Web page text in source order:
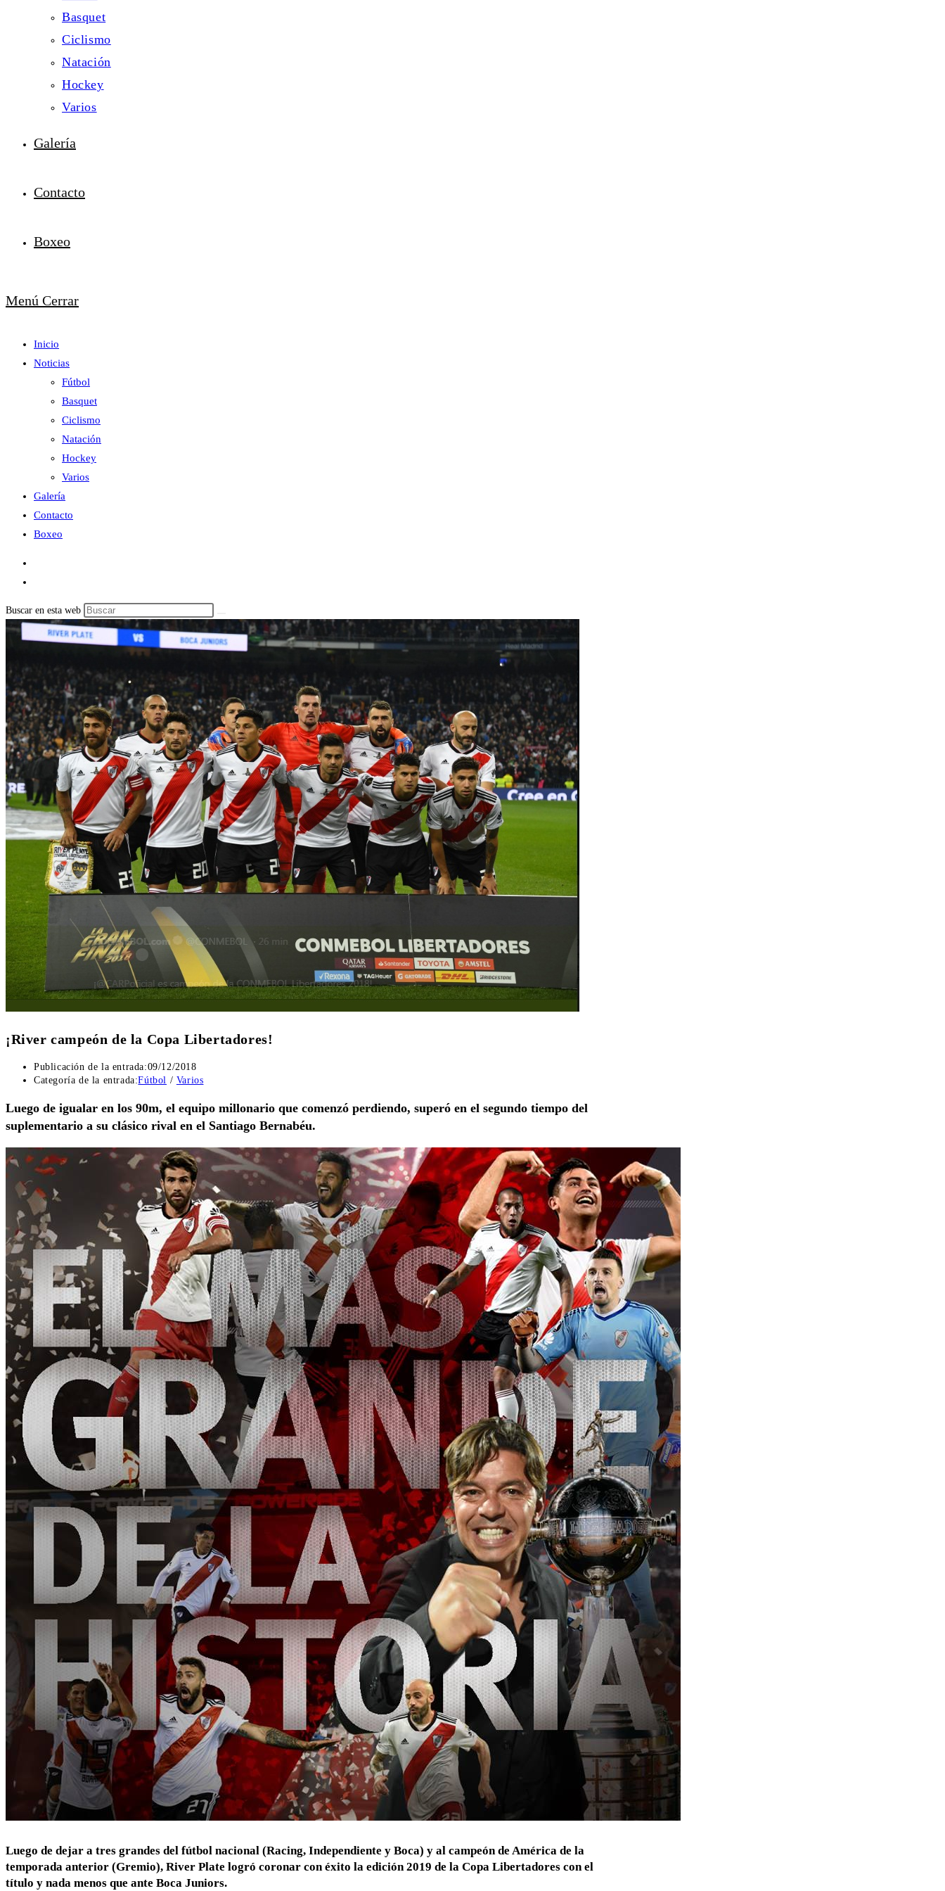
Basquet
Ciclismo
Natación
Hockey
Varios
Galería
Contacto
Boxeo
Menú Cerrar
Inicio
Noticias
Fútbol
Basquet
Ciclismo
Natación
Hockey
Varios
Galería
Contacto
Boxeo
Buscar en esta web
¡River campeón de la Copa Libertadores!
Publicación de la entrada:09/12/2018
Categoría de la entrada:Fútbol / Varios
Luego de igualar en los 90m, el equipo millonario que comenzó perdiendo, superó en el segundo tiempo del
suplementario a su clásico rival en el Santiago Bernabéu.
Luego de dejar a tres grandes del fútbol nacional (Racing, Independiente y Boca) y al campeón de América de la
temporada anterior (Gremio), River Plate logró coronar con éxito la edición 2019 de la Copa Libertadores con el
título y nada menos que ante Boca Juniors.